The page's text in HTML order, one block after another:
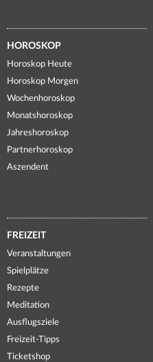
HOROSKOP
Horoskop Heute
Horoskop Morgen
Wochenhoroskop
Monatshoroskop
Jahreshoroskop
Partnerhoroskop
Aszendent
FREIZEIT
Veranstaltungen
Spielplätze
Rezepte
Meditation
Ausflugsziele
Freizeit-Tipps
Ticketshop